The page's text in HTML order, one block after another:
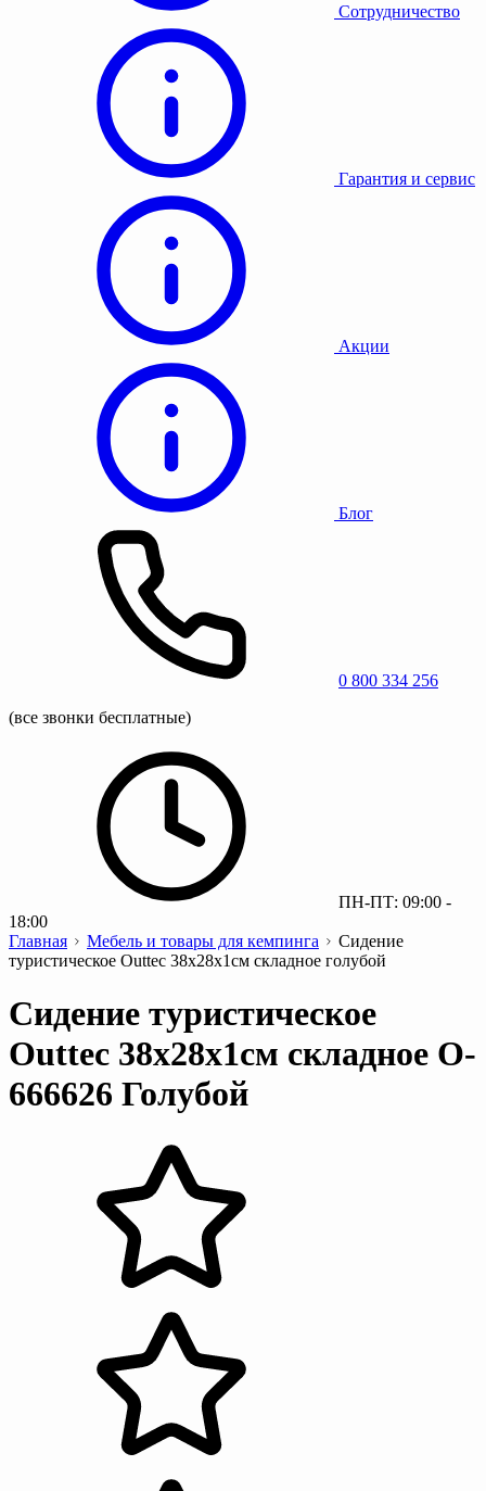
Сотрудничество
Гарантия и сервис
Акции
Блог
0 800 334 256
(все звонки бесплатные)
ПН-ПТ: 09:00 -
18:00
Главная
Мебель и товары для кемпинга
Сидение
туристическое Outtec 38x28x1см складное голубой
Сидение туристическое
Outtec 38x28x1см складное O-
666626 Голубой